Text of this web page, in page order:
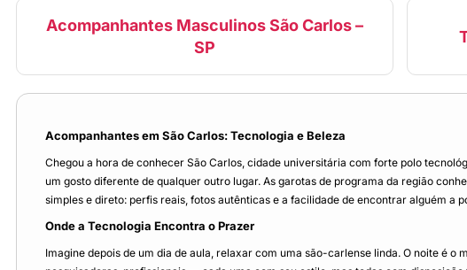
Acompanhantes Masculinos São Carlos –
SP
Acompanhantes em São Carlos: Tecnologia e Beleza
Chegou a hora de conhecer São Carlos, cidade universitária com forte polo
um gosto diferente de qualquer outro lugar. As garotas de programa da região
simples e direto: perfis reais, fotos autênticas e a facilidade de encontrar alguém a
Onde a Tecnologia Encontra o Prazer
Imagine depois de um dia de aula, relaxar com uma são-carlense linda. O noite é